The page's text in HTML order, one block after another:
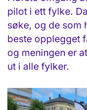
pilot i ett fylke.
søke, og de som
beste opplegget
og meningen er
ut i alle fylker.